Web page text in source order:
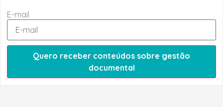
E-mail
Quero receber conteúdos sobre gestão
documental